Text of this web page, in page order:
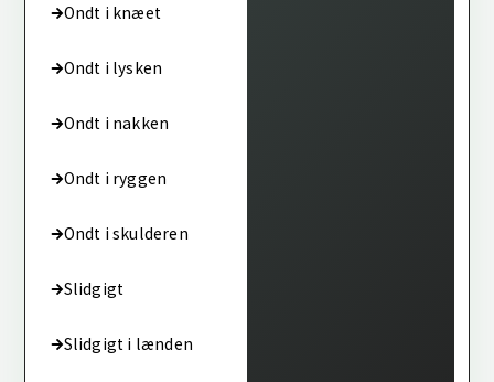
Ondt i knæet
Ondt i lysken
Ondt i nakken
Ondt i ryggen
Ondt i skulderen
Slidgigt
Slidgigt i lænden